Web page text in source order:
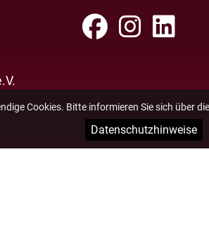
Cookies. Bitte informieren Sie sich über
Datenschutzhinweise